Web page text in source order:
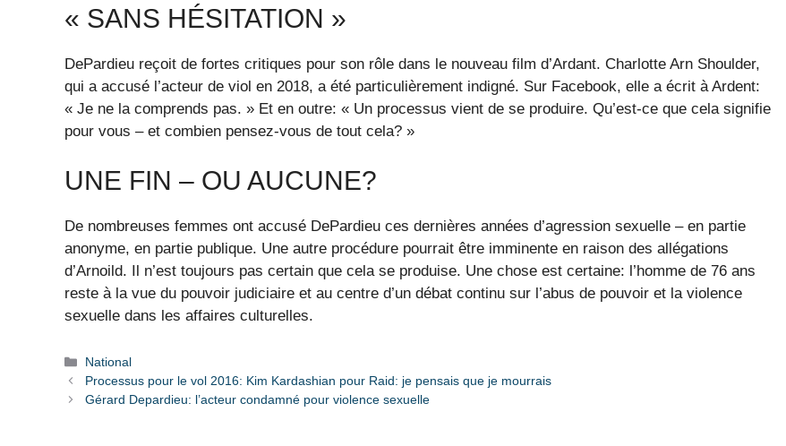
« SANS HÉSITATION »
DePardieu reçoit de fortes critiques pour son rôle dans le nouveau film d’Ardant. Charlotte Arn Shoulder,
qui a accusé l’acteur de viol en 2018, a été particulièrement indigné. Sur Facebook, elle a écrit à Ardent:
« Je ne la comprends pas. » Et en outre: « Un processus vient de se produire. Qu’est-ce que cela signifie
pour vous – et combien pensez-vous de tout cela? »
UNE FIN – OU AUCUNE?
De nombreuses femmes ont accusé DePardieu ces dernières années d’agression sexuelle – en partie
anonyme, en partie publique. Une autre procédure pourrait être imminente en raison des allégations
d’Arnoild. Il n’est toujours pas certain que cela se produise. Une chose est certaine: l’homme de 76 ans
reste à la vue du pouvoir judiciaire et au centre d’un débat continu sur l’abus de pouvoir et la violence
sexuelle dans les affaires culturelles.
Catégories
National
Processus pour le vol 2016: Kim Kardashian pour Raid: je pensais que je mourrais
Gérard Depardieu: l’acteur condamné pour violence sexuelle